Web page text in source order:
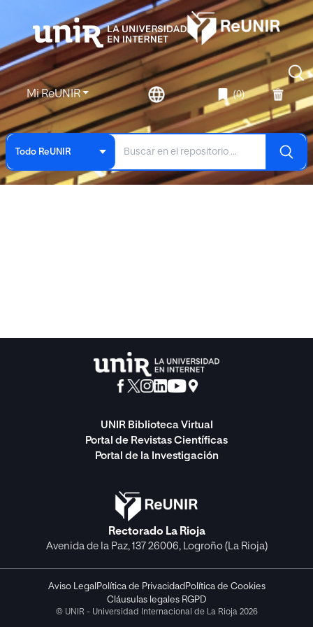
Mi ReUNIR (0)
Todo ReUNIR
UNIR Biblioteca Virtual
Portal de Revistas Científicas
Portal de la Investigación
Rectorado La Rioja
Avenida de la Paz, 137 26006, Logroño (La Rioja)
Aviso Legal Política de Privacidad Política de Cookies
Cláusulas legales RGPD
© UNIR - Universidad Internacional de La Rioja 2026